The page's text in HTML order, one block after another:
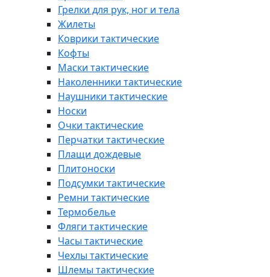
Грелки для рук, ног и тела
Жилеты
Коврики тактические
Кофты
Маски тактические
Наколенники тактические
Наушники тактические
Носки
Очки тактические
Перчатки тактические
Плащи дождевые
Плитоноски
Подсумки тактические
Ремни тактические
Термобелье
Фляги тактические
Часы тактические
Чехлы тактические
Шлемы тактические